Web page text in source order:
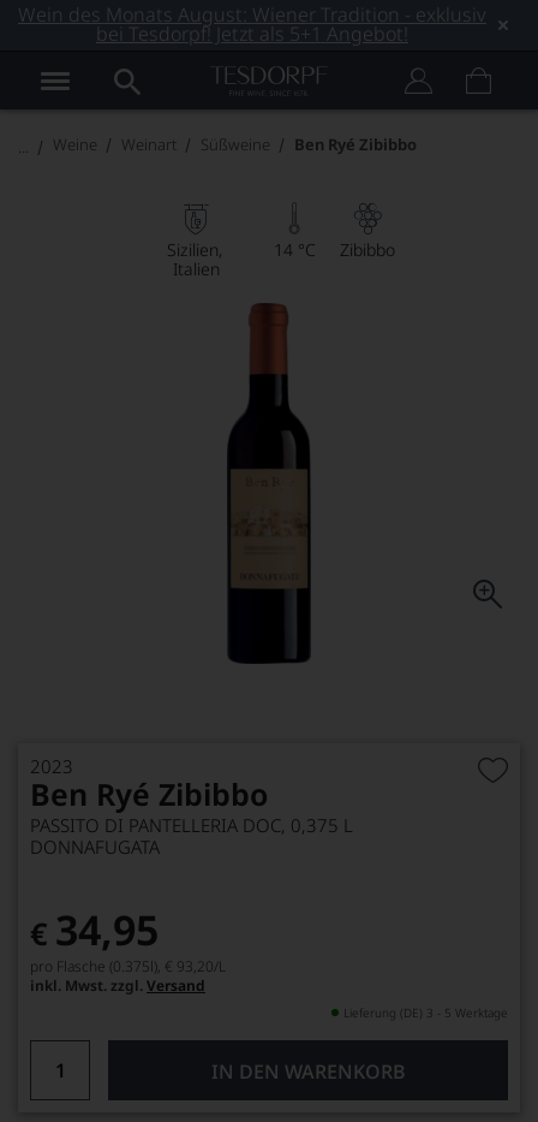
Wein des Monats August: Wiener Tradition - exklusiv
bei Tesdorpf! Jetzt als 5+1 Angebot!
Weine Weinart Süßweine Ben Ryé Zibibbo
Sizilien
Italien
14 °C Zibibbo
2023
Ben Ryé Zibibbo
PASSITO DI PANTELLERIA DOC, 0,375 L
DONNAFUGATA
€ 34,95
pro Flasche (0.375l), € 93,20/L
inkl. Mwst. zzgl. Versand
Lieferung (DE) 3 - 5 Werktage
IN DEN WARENKORB